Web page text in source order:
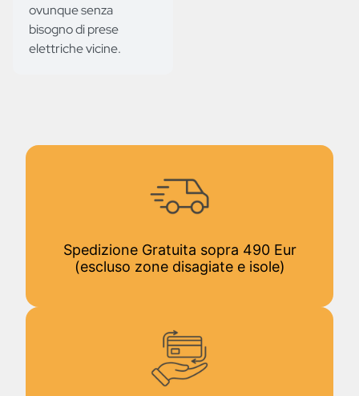
ovunque senza
bisogno di prese
elettriche vicine.
Spedizione Gratuita sopra 490 Eur
(escluso zone disagiate e isole)